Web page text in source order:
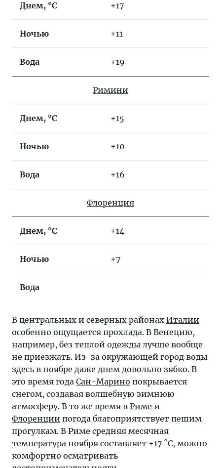
Днем, °C +17
Ночью +11
Вода +19
Римини
Днем, °C +15
Ночью +10
Вода +16
Флоренция
Днем, °C +14
Ночью +7
Вода
В центральных и северных районах Италии
особенно ощущается прохлада. В Венецию,
например, без теплой одежды лучше вообще
не приезжать. Из-за окружающей город воды
здесь в ноябре даже днем довольно зябко. В
это время года Сан-Марино покрывается
снегом, создавая волшебную зимнюю
атмосферу. В то же время в Риме и
Флоренции погода благоприятствует пешим
прогулкам. В Риме средняя месячная
температура ноября составляет +17 ˚C, можно
комфортно осматривать